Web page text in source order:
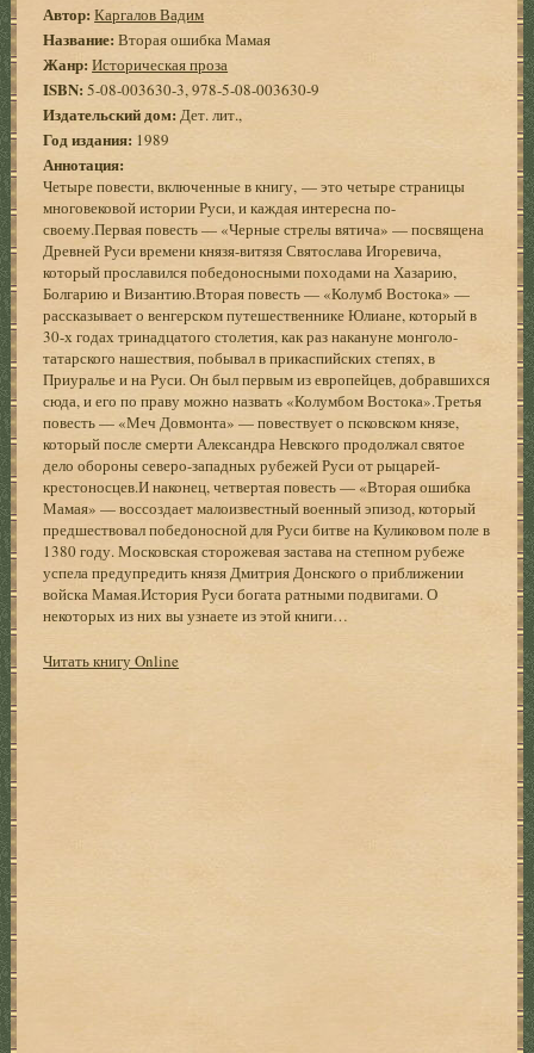
Автор: Каргалов Вадим
Название: Вторая ошибка Мамая
Жанр: Историческая проза
ISBN: 5-08-003630-3, 978-5-08-003630-9
Издательский дом: Дет. лит.,
Год издания: 1989
Аннотация:
Четыре повести, включенные в книгу, — это четыре страницы
многовековой истории Руси, и каждая интересна по-
своему.Первая повесть — «Черные стрелы вятича» — посвящена
Древней Руси времени князя-витязя Святослава Игоревича,
который прославился победоносными походами на Хазарию,
Болгарию и Византию.Вторая повесть — «Колумб Востока» —
рассказывает о венгерском путешественнике Юлиане, который в
30-х годах тринадцатого столетия, как раз накануне монголо-
татарского нашествия, побывал в прикаспийских степях, в
Приуралье и на Руси. Он был первым из европейцев, добравшихся
сюда, и его по праву можно назвать «Колумбом Востока».Третья
повесть — «Меч Довмонта» — повествует о псковском князе,
который после смерти Александра Невского продолжал святое
дело обороны северо-западных рубежей Руси от рыцарей-
крестоносцев.И наконец, четвертая повесть — «Вторая ошибка
Мамая» — воссоздает малоизвестный военный эпизод, который
предшествовал победоносной для Руси битве на Куликовом поле в
1380 году. Московская сторожевая застава на степном рубеже
успела предупредить князя Дмитрия Донского о приближении
войска Мамая.История Руси богата ратными подвигами. О
некоторых из них вы узнаете из этой книги…
Читать книгу Online